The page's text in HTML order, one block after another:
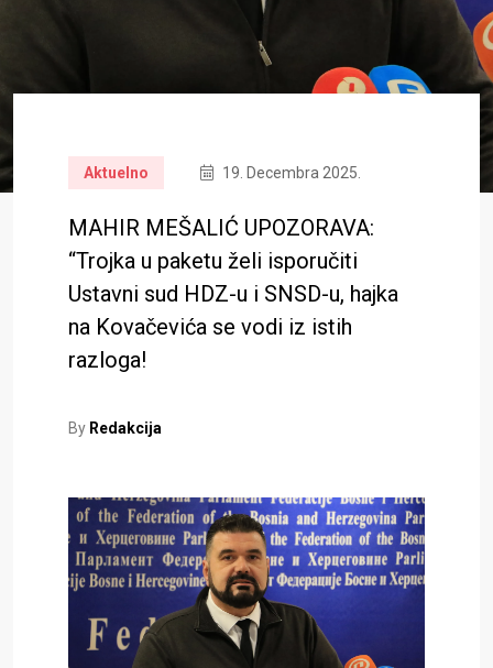
Aktuelno 19. Decembra 2025.
MAHIR MEŠALIĆ UPOZORAVA:
“Trojka u paketu želi isporučiti
Ustavni sud HDZ-u i SNSD-u, hajka
na Kovačevića se vodi iz istih
razloga!
By Redakcija